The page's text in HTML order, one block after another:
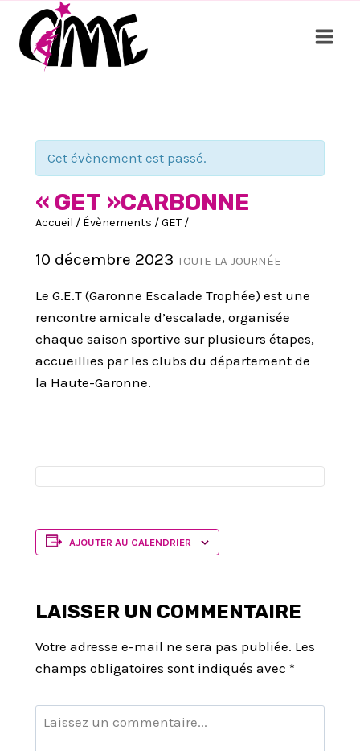
contenu
Cet évènement est passé.
« GET »CARBONNE
Accueil / Évènements /GET /
10 décembre 2023TOUTE LA JOURNÉE
Le G.E.T (Garonne Escalade Trophée) est une
rencontre amicale d’escalade, organisée
chaque saison sportive sur plusieurs étapes,
accueillies par les clubs du département de
la Haute-Garonne.
AJOUTER AU CALENDRIER
LAISSER UN COMMENTAIRE
Votre adresse e-mail ne sera pas publiée. Les
champs obligatoires sont indiqués avec *